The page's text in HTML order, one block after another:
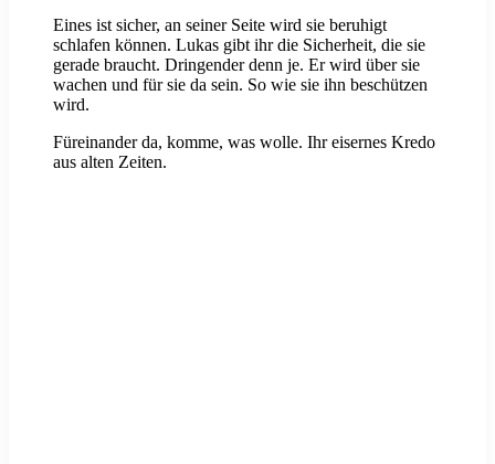
Eines ist sicher, an seiner Seite wird sie beruhigt
schlafen können. Lukas gibt ihr die Sicherheit, die sie
gerade braucht. Dringender denn je. Er wird über sie
wachen und für sie da sein. So wie sie ihn beschützen
wird.
Füreinander da, komme, was wolle. Ihr eisernes Kredo
aus alten Zeiten.